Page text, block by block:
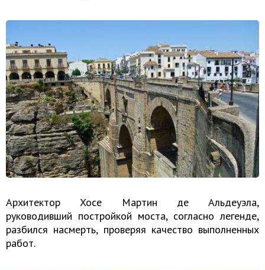
Архитектор Хосе Мартин де Альдеуэла,
руководивший постройкой моста, согласно легенде,
разбился насмерть, проверяя качество выполненных
работ.